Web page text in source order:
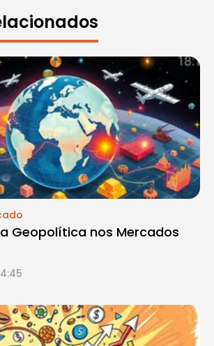
Geopolítica nos Mercados